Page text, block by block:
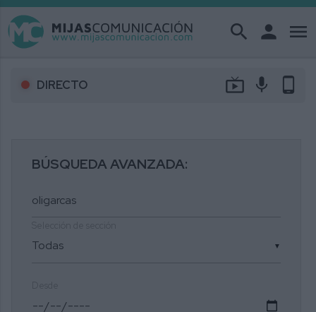
search person menu
DIRECTO live_tv mic phone_android
BÚSQUEDA AVANZADA:
▼